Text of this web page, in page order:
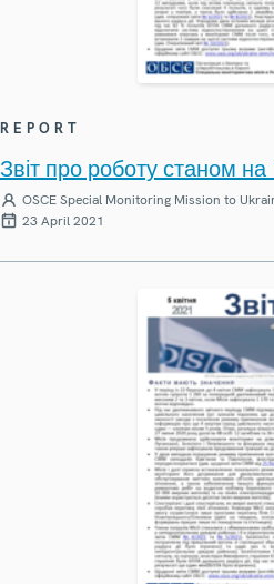
REPORT
Звіт про роботу станом на
OSCE Special Monitoring Mission to
23 April 2021